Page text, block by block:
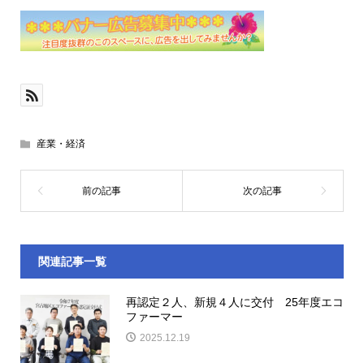
産業・経済
関連記事一覧
再認定２人、新規４人に交付 25年度エコ
ファーマー
2025.12.19